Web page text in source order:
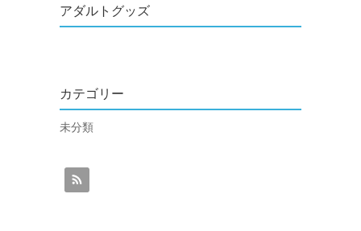
アダルトグッズ
カテゴリー
未分類